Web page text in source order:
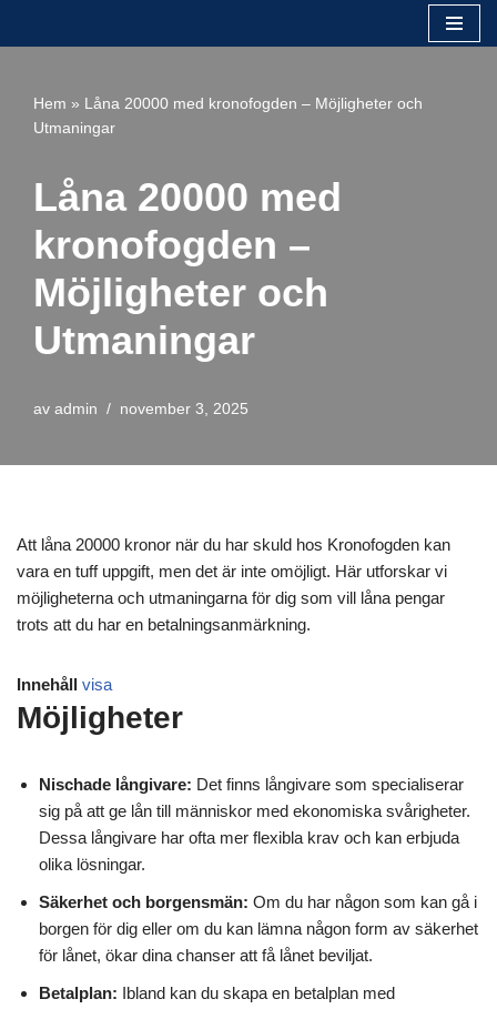
innehåll
Hem » Låna 20000 med kronofogden – Möjligheter och
Utmaningar
Låna 20000 med
kronofogden –
Möjligheter och
Utmaningar
av admin november 3, 2025
Att låna 20000 kronor när du har skuld hos Kronofogden kan
vara en tuff uppgift, men det är inte omöjligt. Här utforskar vi
möjligheterna och utmaningarna för dig som vill låna pengar
trots att du har en betalningsanmärkning.
Innehåll visa
Möjligheter
Nischade långivare: Det finns långivare som specialiserar
sig på att ge lån till människor med ekonomiska svårigheter.
Dessa långivare har ofta mer flexibla krav och kan erbjuda
olika lösningar.
Säkerhet och borgensmän: Om du har någon som kan gå i
borgen för dig eller om du kan lämna någon form av säkerhet
för lånet, ökar dina chanser att få lånet beviljat.
Betalplan: Ibland kan du skapa en betalplan med